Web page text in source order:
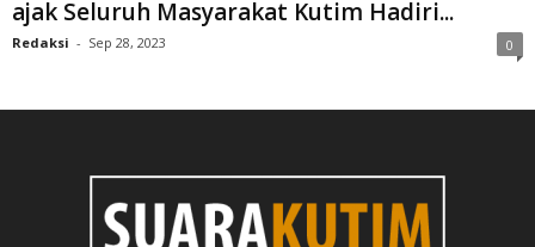
ajak Seluruh Masyarakat Kutim Hadiri...
Redaksi - Sep 28, 2023 0